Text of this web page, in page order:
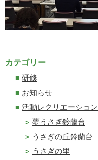
カテゴリー
研修
お知らせ
活動レクリエーション
夢うさぎ鈴蘭台
うさぎの丘鈴蘭台
うさぎの里